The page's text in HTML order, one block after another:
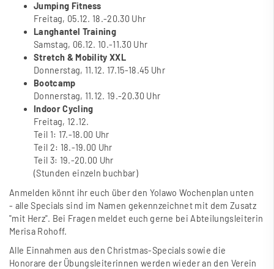
Jumping Fitness
Freitag, 05.12. 18.-20.30 Uhr
Langhantel Training
Samstag, 06.12. 10.-11.30 Uhr
Stretch & Mobility XXL
Donnerstag, 11.12. 17.15-18.45 Uhr
Bootcamp
Donnerstag, 11.12. 19.-20.30 Uhr
Indoor Cycling
Freitag, 12.12.
Teil 1: 17.-18.00 Uhr
Teil 2: 18.-19.00 Uhr
Teil 3: 19.-20.00 Uhr
(Stunden einzeln buchbar)
Anmelden könnt ihr euch über den Yolawo Wochenplan unten
- alle Specials sind im Namen gekennzeichnet mit dem Zusatz
"mit Herz". Bei Fragen meldet euch gerne bei Abteilungsleiterin
Merisa Rohoff.
Alle Einnahmen aus den Christmas-Specials sowie die
Honorare der Übungsleiterinnen werden wieder an den Verein